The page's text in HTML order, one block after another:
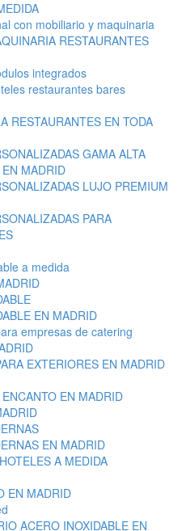
con mobiliario y maquinaria
RESTAURANTES
integrados
restaurantes bares
RESTAURANTES EN TODA
GAMA ALTA
MADRID
LUJO PREMIUM
PARA
a medida
EN MADRID
empresas de catering
EXTERIORES EN MADRID
EN MADRID
EN MADRID
A MEDIDA
EN MADRID
ACERO INOXIDABLE EN